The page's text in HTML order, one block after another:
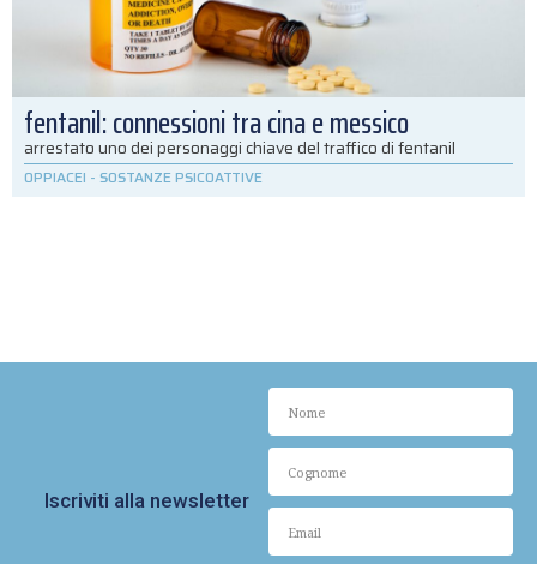
fentanil: connessioni tra cina e messico
arrestato uno dei personaggi chiave del traffico di fentanil
OPPIACEI - SOSTANZE PSICOATTIVE
Iscriviti alla newsletter